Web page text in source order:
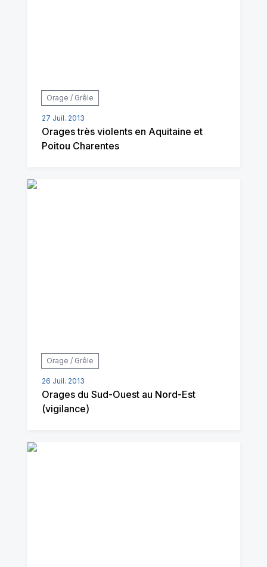
Orage / Grêle
27 Juil. 2013
Orages très violents en Aquitaine et
Poitou Charentes
Orage / Grêle
26 Juil. 2013
Orages du Sud-Ouest au Nord-Est
(vigilance)